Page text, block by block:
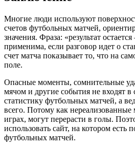
Многие люди используют
счетов футбольных матчей,
значения. Фраза: «результат
применима, если разговор идет о
счет матча показывает то, что на
поле.
Опасные моменты, сомнительные
мячом и другие события не входят
статистику футбольных матчей, а
всего. Потому как
играх, могут перерасти в голы.
использовать сайт, на котором есть
футбольных матчей.